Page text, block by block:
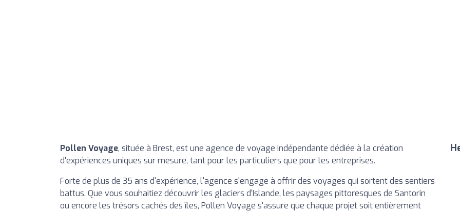
Pollen Voyage, située à Brest, est une agence de voyage indépendante dédiée à la création
d'expériences uniques sur mesure, tant pour les particuliers que pour les entreprises.
Forte de plus de 35 ans d'expérience, l'agence s'engage à offrir des voyages qui sortent des sentiers
battus. Que vous souhaitiez découvrir les glaciers d'Islande, les paysages pittoresques de Santorin
ou encore les trésors cachés des îles, Pollen Voyage s'assure que chaque projet soit entièrement